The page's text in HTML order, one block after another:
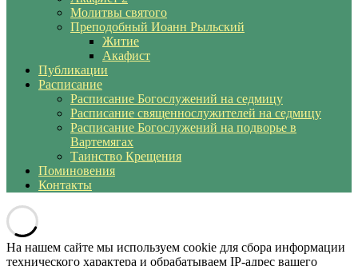
Молитвы святого
Преподобный Иоанн Рыльский
Житие
Акафист
Публикации
Расписание
Расписание Богослужений на седмицу
Расписание священнослужителей на седмицу
Расписание Богослужений на подворье в
Вартемягах
Таинство Крещения
Поминовения
Контакты
На нашем сайте мы используем cookie для сбора информации
технического характера и обрабатываем IP-адрес вашего